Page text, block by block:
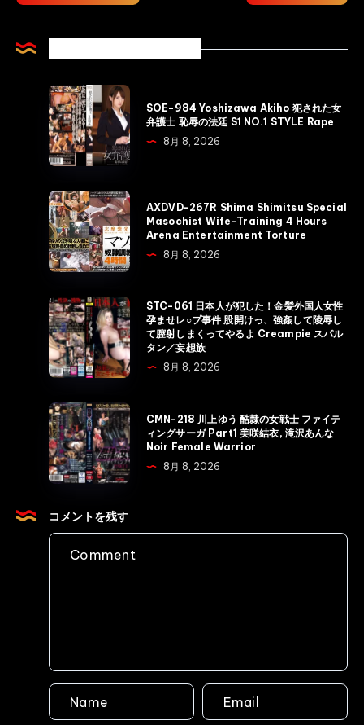
SOE-
984
Yoshizawa
Akiho
さ
れ
た
女
弁
護
士
恥
辱
の
法
廷
S1
NO.1
STYLE
SOE-984 Yoshizawa Akiho 犯された女
弁護士 恥辱の法廷 S1 NO.1 STYLE Rape
8月 8, 2026
AXDVD-
267R
Shima
Shimitsu
Masochist
Wife-
Training
4
Hours
Arena
Entertainment
Torture
AXDVD-267R Shima Shimitsu Special
Masochist Wife-Training 4 Hours
Arena Entertainment Torture
8月 8, 2026
STC-
061
日
本
が
犯
し
た！
金
外
せ
レ
○
STC-061 日本人が犯した！金髪外国人女性
孕ませレ○プ事件 股開けっ、強姦して陵辱し
て膣射しまくってやるよ Creampie スパル
タン／妄想族
8月 8, 2026
CMN-
218
川
上
う
酷
ァ
テ
CMN-218 川上ゆう 酷隷の女戦士 ファイテ
ィングサーガ Part1 美咲結衣, 滝沢あんな
Noir Female Warrior
8月 8, 2026
コメントを残す